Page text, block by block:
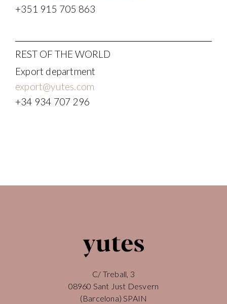
+351 915 705 863
REST OF THE WORLD
Export department
export@yutes.com
+34 934 707 296
C/ Treball, 3
08960 Sant Just Desvern
(Barcelona) SPAIN